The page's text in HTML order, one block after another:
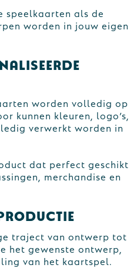
speelkaarten als de
worden in jouw eigen
worden volledig op
kunnen kleuren, logo’s,
verwerkt worden in
dat perfect geschikt
merchandise en
traject van ontwerp tot
het gewenste ontwerp,
van het kaartspel.